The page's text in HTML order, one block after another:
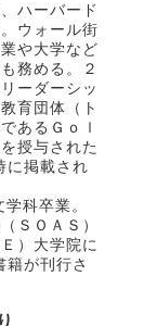
ハーバード
ウォール街
や大学など
務める。２
ーダーシッ
育団体（ト
あるＧｏｌ
授与された
に掲載され
科卒業。
ＳＯＡＳ）
）大学院に
が刊行さ